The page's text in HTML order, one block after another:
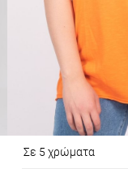
Σε 5 χρώματα